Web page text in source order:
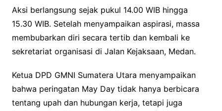
Aksi berlangsung sejak pukul 14.00 WIB hingga
15.30 WIB. Setelah menyampaikan aspirasi, massa
membubarkan diri secara tertib dan kembali ke
sekretariat organisasi di Jalan Kejaksaan, Medan.
Ketua DPD GMNI Sumatera Utara menyampaikan
bahwa peringatan May Day tidak hanya berbicara
tentang upah dan hubungan kerja, tetapi juga